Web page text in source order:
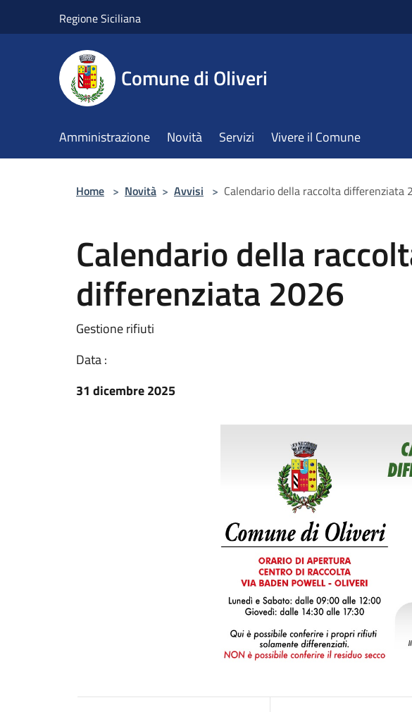
Regione Siciliana
Comune di Oliveri
Amministrazione Novità Servizi Vivere il Comune
Home > Novità > Avvisi > Calendario della raccolta differenziata
Calendario della
differenziata 2026
Gestione rifiuti
Data :
31 dicembre 2025